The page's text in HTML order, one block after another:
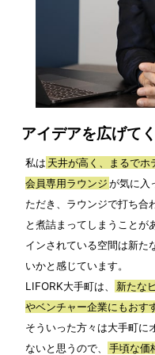
アイデアを広げて
私は 天井が高く、まるでホ
会員専用ラウンジが気に入
ただき、ラウンジで打ち合
と煮詰まってしまうことが
インされている空間は新た
いかと感じています。
LIFORK大手町は、
新たな
やベンチャー企業にもおす
そういった方々は大手町に
ないと思うので、
手頃な価